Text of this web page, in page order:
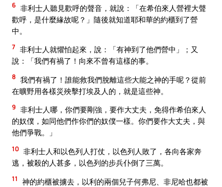
6 非利士人聽見歡呼的聲音，就說：「在希伯來人營裡大聲
歡呼，是什麼緣故呢？」隨後就知道耶和華的約櫃到了營
中。
7 非利士人就懼怕起來，說：「有神到了他們營中」；又
說：「我們有禍了！向來不曾有這樣的事。
8 我們有禍了！誰能救我們脫離這些大能之神的手呢？從前
在曠野用各樣災殃擊打埃及人的，就是這些神。
9 非利士人哪，你們要剛強，要作大丈夫，免得作希伯來人
的奴僕，如同他們作你們的奴僕一樣。你們要作大丈夫，與
他們爭戰。」
10 非利士人和以色列人打仗，以色列人敗了，各向各家奔
逃，被殺的人甚多，以色列的步兵仆倒了三萬。
11
神的約櫃被擄去，以利的兩個兒子何弗尼、非尼哈也都被